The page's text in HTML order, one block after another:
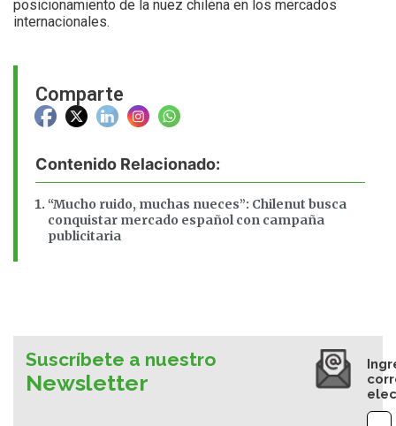
Comparte
Contenido Relacionado:
“Mucho ruido, muchas nueces”: Chilenut busca
conquistar mercado español con campaña
publicitaria
posicionamiento de la nuez chilena en los mercados
internacionales.
Suscríbete a nuestro
Newsletter